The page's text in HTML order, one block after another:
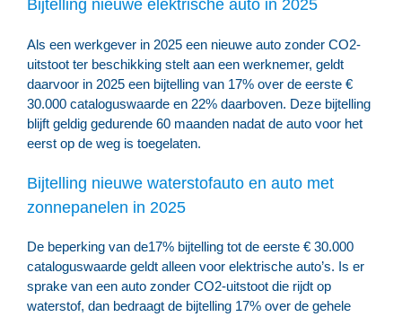
Bijtelling nieuwe elektrische auto in 2025
Als een werkgever in 2025 een nieuwe auto zonder CO2-
uitstoot ter beschikking stelt aan een werknemer, geldt
daarvoor in 2025 een bijtelling van 17% over de eerste €
30.000 cataloguswaarde en 22% daarboven. Deze bijtelling
blijft geldig gedurende 60 maanden nadat de auto voor het
eerst op de weg is toegelaten.
Bijtelling nieuwe waterstofauto en auto met
zonnepanelen in 2025
De beperking van de17% bijtelling tot de eerste € 30.000
cataloguswaarde geldt alleen voor elektrische auto’s. Is er
sprake van een auto zonder CO2-uitstoot die rijdt op
waterstof, dan bedraagt de bijtelling 17% over de gehele